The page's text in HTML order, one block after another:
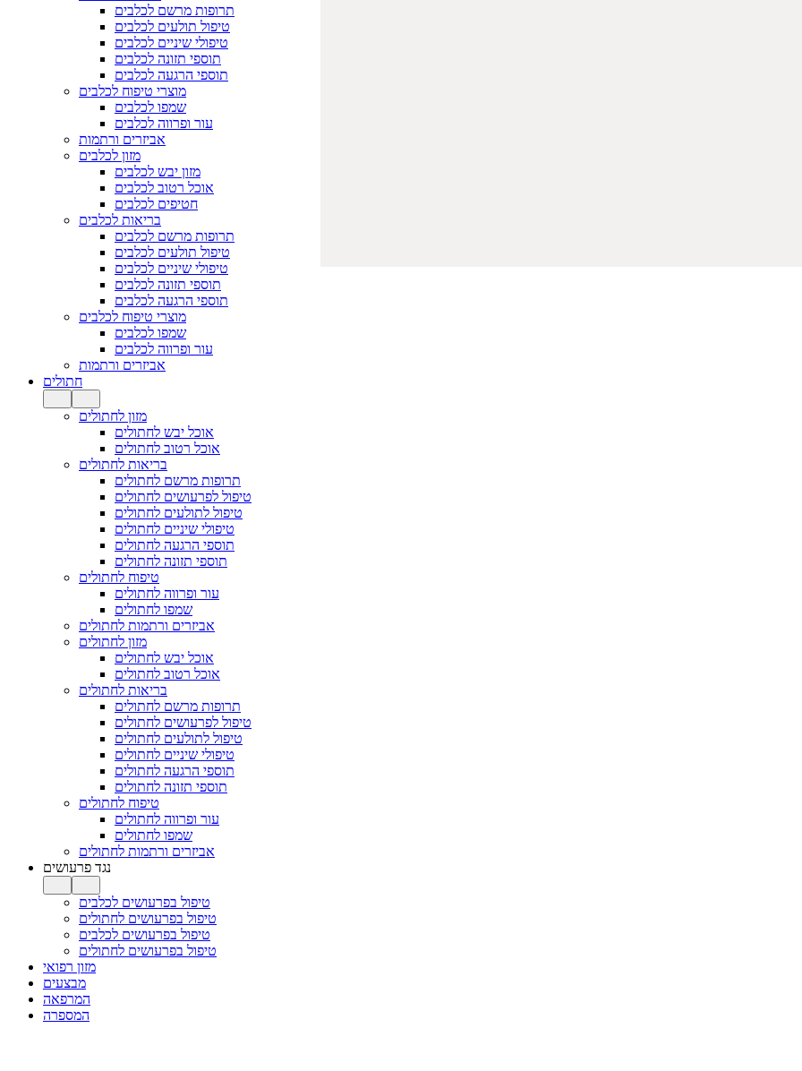
תרופות מרשם לכלבים
טיפול תולעים לכלבים
טיפולי שיניים לכלבים
תוספי תזונה לכלבים
תוספי הרגעה לכלבים
מוצרי טיפוח לכלבים
שמפו לכלבים
עור ופרווה לכלבים
אביזרים ורתמות
מזון לכלבים
מזון יבש לכלבים
אוכל רטוב לכלבים
חטיפים לכלבים
בריאות לכלבים
תרופות מרשם לכלבים
טיפול תולעים לכלבים
טיפולי שיניים לכלבים
תוספי תזונה לכלבים
תוספי הרגעה לכלבים
מוצרי טיפוח לכלבים
שמפו לכלבים
עור ופרווה לכלבים
אביזרים ורתמות
חתולים
מזון לחתולים
אוכל יבש לחתולים
אוכל רטוב לחתולים
בריאות לחתולים
תרופות מרשם לחתולים
טיפול לפרעושים לחתולים
טיפול לתולעים לחתולים
טיפולי שיניים לחתולים
תוספי הרגעה לחתולים
תוספי תזונה לחתולים
טיפוח לחתולים
עור ופרווה לחתולים
שמפו לחתולים
אביזרים ורתמות לחתולים
מזון לחתולים
אוכל יבש לחתולים
אוכל רטוב לחתולים
בריאות לחתולים
תרופות מרשם לחתולים
טיפול לפרעושים לחתולים
טיפול לתולעים לחתולים
טיפולי שיניים לחתולים
תוספי הרגעה לחתולים
תוספי תזונה לחתולים
טיפוח לחתולים
עור ופרווה לחתולים
שמפו לחתולים
אביזרים ורתמות לחתולים
נגד פרעושים
טיפול בפרעושים לכלבים
טיפול בפרעושים לחתולים
טיפול בפרעושים לכלבים
טיפול בפרעושים לחתולים
מזון רפואי
מבצעים
המרפאה
המספרה